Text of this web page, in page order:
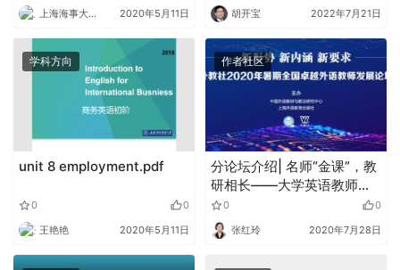
上海海事大学外语 2020年5月11日 胡开宝 2022年7月21日
学科方向
unit 8 employment.pdf
0 0
王艳艳 2020年5月11日
作者社区
分论坛介绍| 名师“金课”，教
研相长——大学英语教师发
展论坛（二）
0 0
张红玲 2020年7月28日